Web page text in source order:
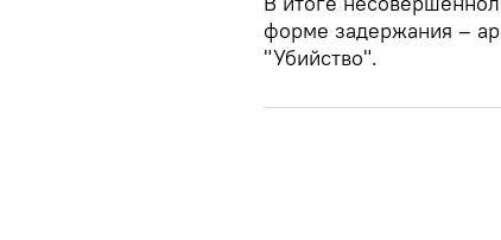
форме задержания –
"Убийство".